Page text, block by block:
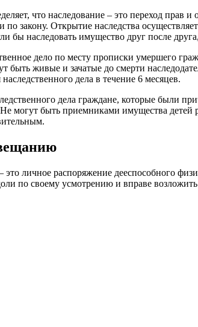
что наследование – это переход прав
закону. Открытие наследства
бы наследовать имущество друг после
дело по месту прописки умершего
быть живые и зачатые до смерти
дела в течение 6 месяцев.
дела граждане, которые были
могут быть приемниками имущества детей
это личное распоряжение дееспособного
по своему усмотрению и вправе